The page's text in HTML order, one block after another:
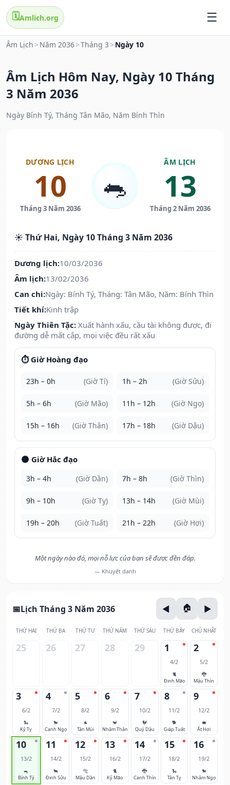
🗓️Amlich.org
Âm Lịch > Năm 2036>Tháng 3 > Ngày 10
Âm Lịch Hôm Nay, Ngày 10 Tháng
3 Năm 2036
Ngày Bính Tý, Tháng Tân Mão, Năm Bính Thìn
DƯƠNG LỊCH
10
Tháng 3 Năm 2036
🐀
ÂM LỊCH
13
Tháng 2 Năm 2036
☀️ Thứ Hai, Ngày 10 Tháng 3 Năm 2036
Dương lịch:10/03/2036
Âm lịch:13/02/2036
Can chi:Ngày: Bính Tý, Tháng: Tân Mão, Năm: Bính Thìn
Tiết khí:Kinh trập
Ngày Thiên Tặc: Xuất hành xấu, cầu tài không được, đi
đường dễ mất cắp, mọi việc đều rất xấu
⏱️ Giờ Hoàng đạo
23h – 0h (Giờ Tí) 1h – 2h (Giờ Sửu)
5h – 6h (Giờ Mão) 11h – 12h (Giờ Ngọ)
15h – 16h (Giờ Thân) 17h – 18h (Giờ Dậu)
🌑 Giờ Hắc đạo
3h – 4h (Giờ Dần) 7h – 8h (Giờ Thìn)
9h – 10h (Giờ Tỵ) 13h – 14h (Giờ Mùi)
19h – 20h (Giờ Tuất) 21h – 22h (Giờ Hợi)
Một ngày nào đó, mọi nỗ lực của bạn sẽ được đền đáp.
— Khuyết danh
Lịch Tháng 3 Năm 2036
THỨ HAI THỨ BA THỨ TƯ THỨ NĂM THỨ SÁU THỨ BẢY CHỦ NHẬT
25 26 27 28 29 1
4/2
🐈
Đinh Mão
2
5/2
🐉
Mậu Thìn
3
6/2
🐍
Kỷ Tỵ
4
7/2
🐎
Canh Ngọ
5
8/2
🐐
Tân Mùi
6
9/2
🐒
Nhâm Thân
7
10/2
🐓
Quý Dậu
8
11/2
🐕
Giáp Tuất
9
12/2
🐖
Ất Hợi
10
13/2
🐀
Bính Tý
11
14/2
🐂
Đinh Sửu
12
15/2
🐅
Mậu Dần
13
16/2
🐈
Kỷ Mão
14
17/2
🐉
Canh Thìn
15
18/2
🐍
Tân Tỵ
16
19/2
🐎
Nhâm Ngọ